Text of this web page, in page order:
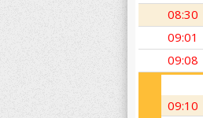
08:30
09:01
09:08
09:10